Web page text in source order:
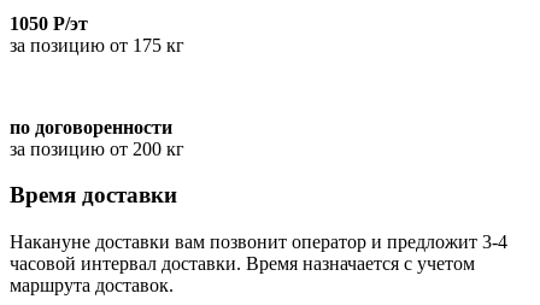
1050 Р/эт
за позицию от 175 кг
по договоренности
за позицию от 200 кг
Время доставки
Накануне доставки вам позвонит оператор и предложит 3-4
часовой интервал доставки. Время назначается с учетом
маршрута доставок.